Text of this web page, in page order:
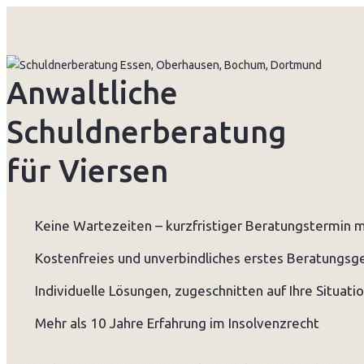
Anwaltliche
Schuldnerberatung
für Viersen
Keine Wartezeiten – kurzfristiger Beratungstermin
Kostenfreies und unverbindliches erstes
Individuelle Lösungen, zugeschnitten auf Ihre
Mehr als 10 Jahre Erfahrung im Insolvenzrecht